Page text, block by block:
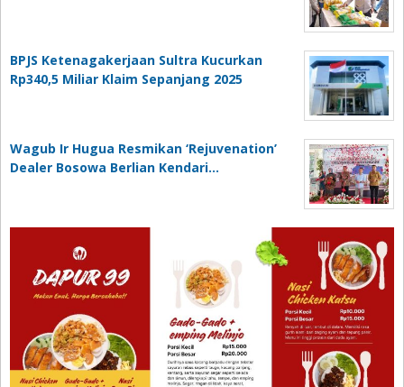
BPJS Ketenagakerjaan Sultra Kucurkan
Rp340,5 Miliar Klaim Sepanjang 2025
Wagub Ir Hugua Resmikan ‘Rejuvenation’
Dealer Bosowa Berlian Kendari…